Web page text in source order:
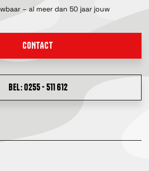
– al meer dan 50 jaar jouw
CONTACT
BEL: 0255 - 511 612